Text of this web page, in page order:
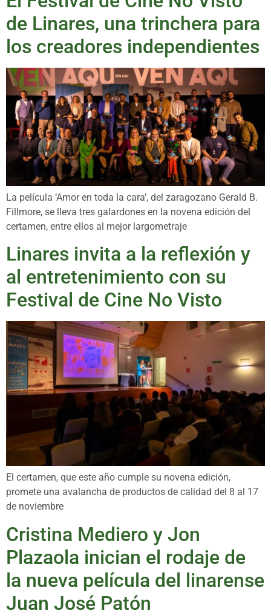
de Linares, una trinchera para
los creadores independientes
La película ‘Amor en toda la cara’, del zaragozano Gerald B.
Fillmore, se lleva tres galardones en la novena edición del
certamen, entre ellos al mejor largometraje
Linares invita a la reflexión y
al entretenimiento con su
Festival de Cine No Visto
El certamen, que este año cumple su novena edición,
promete una avalancha de productos de calidad del 8 al 17
de noviembre
Cristina Mediero y Jon
Plazaola inician el rodaje de
la nueva película del linarense
Juan José Patón